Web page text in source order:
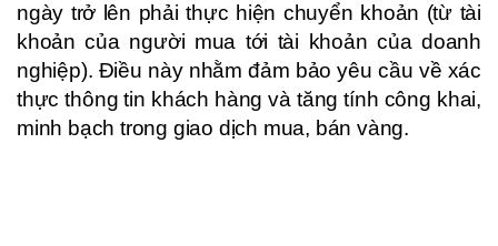
ngày trở lên phải thực hiện chuyển khoản (từ tài
khoản của người mua tới tài khoản của doanh
nghiệp). Điều này nhằm đảm bảo yêu cầu về xác
thực thông tin khách hàng và tăng tính công khai,
minh bạch trong giao dịch mua, bán vàng.